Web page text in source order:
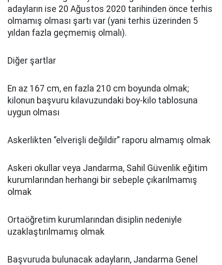
adayların ise 20 Ağustos 2020 tarihinden önce terhis
olmamış olması şartı var (yani terhis üzerinden 5
yıldan fazla geçmemiş olmalı).
Diğer şartlar
En az 167 cm, en fazla 210 cm boyunda olmak;
kilonun başvuru kılavuzundaki boy-kilo tablosuna
uygun olması
Askerlikten “elverişli değildir” raporu almamış olmak
Askeri okullar veya Jandarma, Sahil Güvenlik eğitim
kurumlarından herhangi bir sebeple çıkarılmamış
olmak
Ortaöğretim kurumlarından disiplin nedeniyle
uzaklaştırılmamış olmak
Başvuruda bulunacak adayların, Jandarma Genel